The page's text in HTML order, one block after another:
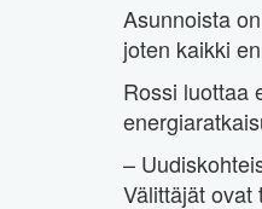
Asunnoista
joten kaikki
Rossi luottaa
–
Välittäjät ovat